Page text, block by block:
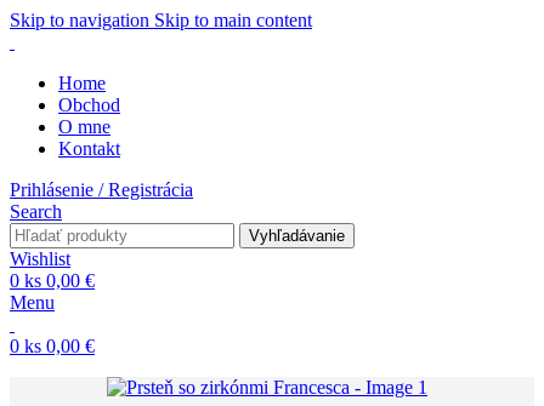
Skip to navigation Skip to main content
Home
Obchod
O mne
Kontakt
Prihlásenie / Registrácia
Search
Vyhľadávanie
Wishlist
0 ks 0,00 €
Menu
0 ks 0,00 €